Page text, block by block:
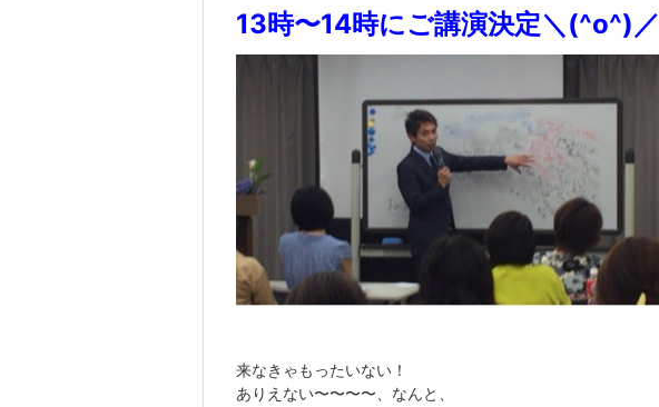
13時〜14時にご講演決定＼(^o^)／
来なきゃもったいない！
ありえない〜〜〜〜、なんと、